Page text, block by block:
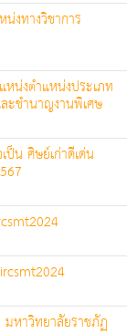
งทางวิชาการ
น่งตำแหน่งประเภท
ะชำนาญงานพิเศษ
น ศิษย์เก่าดีเด่น
มหาวิทยาลัยราชภัฏ